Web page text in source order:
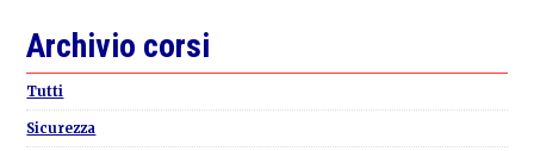
Primary
Sidebar
Archivio corsi
Tutti
Sicurezza